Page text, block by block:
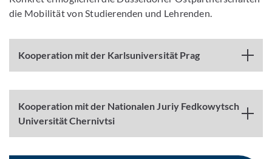
die Mobilität von Studierenden und Lehrenden.
Kooperation mit der Karlsuniversität Prag
Kooperation mit der Nationalen Juriy Fedkowytsch
Universität Chernivtsi